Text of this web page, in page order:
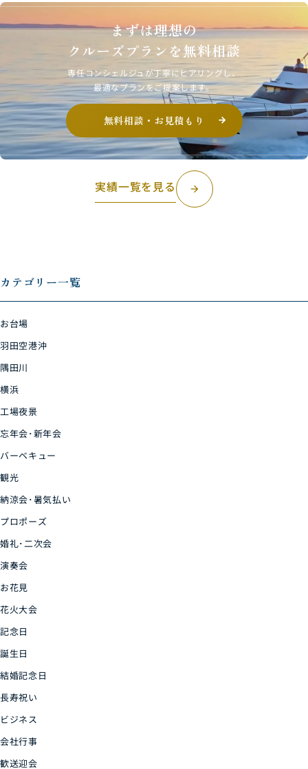
まずは理想の
クルーズプランを無料相談
専任コンシェルジュが丁寧にヒアリングし、
最適なプランをご提案します。
無料相談・お見積もり
実績一覧を見る arrow_forward
カテゴリー一覧
お台場
羽田空港沖
隅田川
横浜
工場夜景
忘年会･新年会
バーベキュー
観光
納涼会･暑気払い
プロポーズ
婚礼･二次会
演奏会
お花見
花火大会
記念日
誕生日
結婚記念日
長寿祝い
ビジネス
会社行事
歓送迎会